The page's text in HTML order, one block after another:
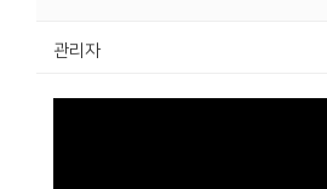
관리자